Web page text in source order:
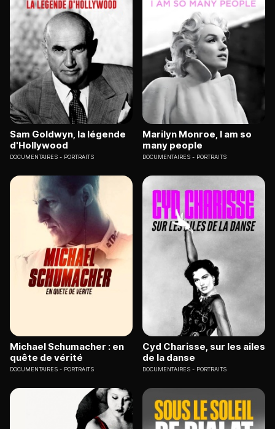
Sam Goldwyn, la légende
d'Hollywood
DOCUMENTAIRES PORTRAITS
Marilyn Monroe, I am so
many people
DOCUMENTAIRES PORTRAITS
Michael Schumacher : en
quête de vérité
DOCUMENTAIRES PORTRAITS
Cyd Charisse, sur les ailes
de la danse
DOCUMENTAIRES PORTRAITS